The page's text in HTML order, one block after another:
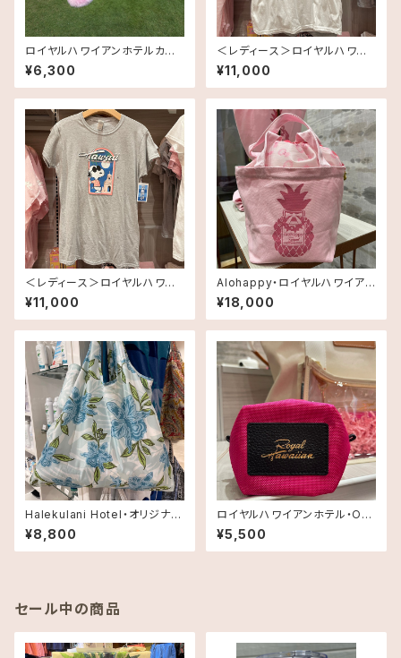
ロイヤルハワイアンホテルカラ
ー・スヌーピー・ぬいぐるみ TR
H Inspired
¥6,300
＜レディース＞ロイヤルハワイ
アンホテル・オリジナルスヌーピ
ーTシャツ TRH Inspired
¥11,000
＜レディース＞ロイヤルハワイ
アンホテル・オリジナルスヌーピ
ーTシャツ TRH Inspired
¥11,000
Alohappy・ロイヤルハワイアン
ホテルオリジナル・トートバッ
グ TRH Inspired
¥18,000
Halekulani Hotel・オリジナル
コンパクトエコバッグ
¥8,800
ロイヤルハワイアンホテル・Ori
gami ポーチ•small
¥5,500
セール中の商品